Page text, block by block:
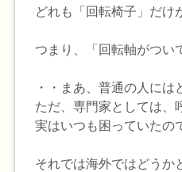
どれも「回転椅子」だけ
つまり、「回転軸がつい
・・まあ、普通の人に
ただ、専門家としては、
実はいつも困っていたの
それでは海外ではどうか